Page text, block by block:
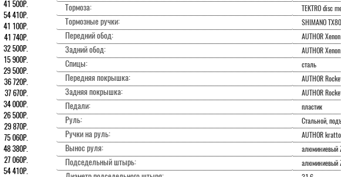
Тормоза: TEKTRO disc
Тормозные ручки: SHIMANO
Передний обод: AUTHOR
Задний обод: AUTHOR
Спицы: сталь
Передняя покрышка: AUTHOR
Задняя покрышка: AUTHOR
Педали: пластик
Руль: Стальной,
Ручки на руль: AUTHOR
Вынос руля: алюминиевый
Подседельный штырь: алюминиевый
41 500Р.
54 410Р.
41 100Р.
41 740Р.
32 500Р.
15 900Р.
29 500Р.
36 720Р.
37 670Р.
34 000Р.
26 500Р.
29 870Р.
75 060Р.
48 380Р.
27 060Р.
54 410Р.